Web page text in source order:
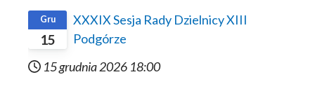
15
Gru
XXXIX Sesja Rady Dzielnicy XIII
Podgórze
15 grudnia 2026 18:00